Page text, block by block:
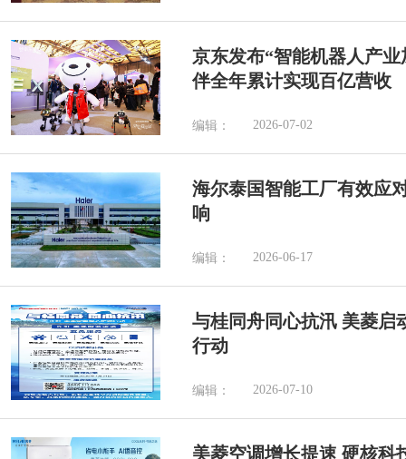
京东发布“智能机器人产
伴全年累计实现百亿营收
编辑： 2026-07-02
海尔泰国智能工厂有效应
响
编辑： 2026-06-17
与桂同舟同心抗汛 美菱启
行动
编辑： 2026-07-10
美菱空调增长提速 硬核科